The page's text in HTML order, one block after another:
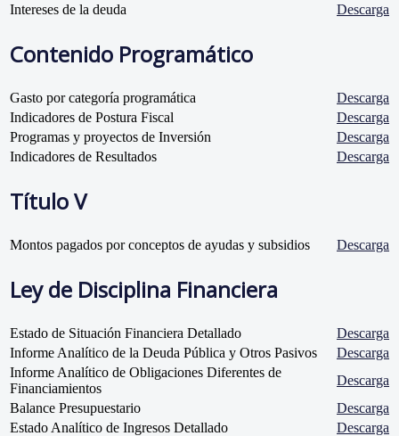
Intereses de la deuda
Descarga
Contenido Programático
Gasto por categoría programática
Descarga
Indicadores de Postura Fiscal
Descarga
Programas y proyectos de Inversión
Descarga
Indicadores de Resultados
Descarga
Título V
Montos pagados por conceptos de ayudas y subsidios Descarga
Ley de Disciplina Financiera
Estado de Situación Financiera Detallado
Descarga
Informe Analítico de la Deuda Pública y Otros Pasivos
Descarga
Informe Analítico de Obligaciones Diferentes de
Financiamientos
Descarga
Balance Presupuestario
Descarga
Estado Analítico de Ingresos Detallado
Descarga